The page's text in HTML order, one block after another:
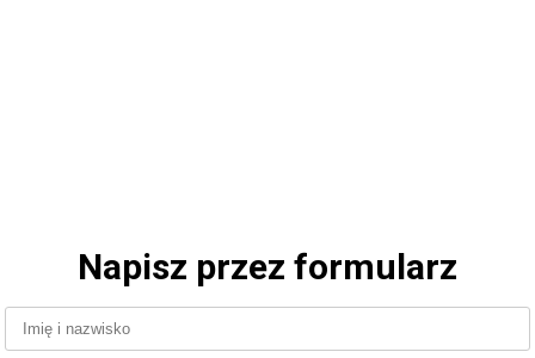
Napisz przez formularz